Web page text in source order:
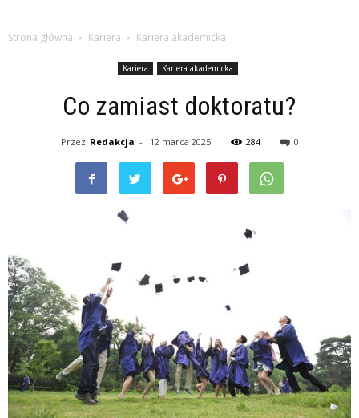
Strona główna Kariera Kariera akademicka
Kariera Kariera akademicka
Co zamiast doktoratu?
Przez Redakcja - 12 marca 2025 284 0